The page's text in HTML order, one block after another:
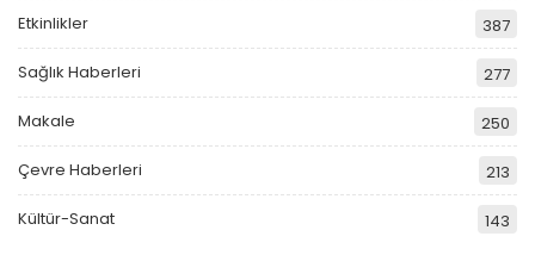
Etkinlikler 387
Sağlık Haberleri 277
Makale 250
Çevre Haberleri 213
Kültür-Sanat 143